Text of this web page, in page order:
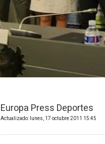
Europa Press Deportes
Actualizado: lunes, 17 octubre 2011 15:45